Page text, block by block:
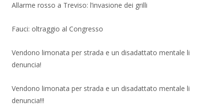
Allarme rosso a Treviso: l’invasione dei grilli
Fauci: oltraggio al Congresso
Vendono limonata per strada e un disadattato mentale li
denuncia!
Vendono limonata per strada e un disadattato mentale li
denuncia!!!